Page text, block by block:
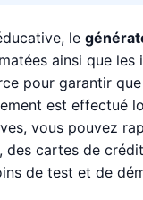
le
ainsi que
pour garantir
est effectué
vous pouvez
cartes de
de test et de